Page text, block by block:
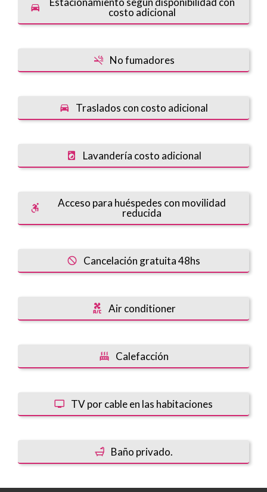
costo adicional
No fumadores
Traslados con costo adicional
Lavandería costo adicional
Acceso para huéspedes con movilidad
reducida
Cancelación gratuita 48hs
Air conditioner
Calefacción
TV por cable en las habitaciones
Baño privado.